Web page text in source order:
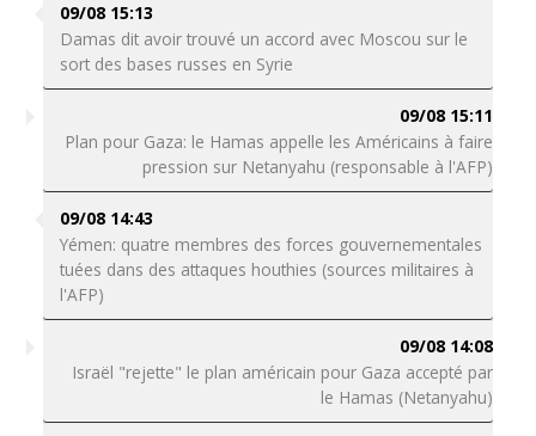
09/08 15:13
Damas dit avoir trouvé un accord avec Moscou sur le
sort des bases russes en Syrie
09/08 15:11
Plan pour Gaza: le Hamas appelle les Américains à faire
pression sur Netanyahu (responsable à l'AFP)
09/08 14:43
Yémen: quatre membres des forces gouvernementales
tuées dans des attaques houthies (sources militaires à
l'AFP)
09/08 14:08
Israël "rejette" le plan américain pour Gaza accepté par
le Hamas (Netanyahu)